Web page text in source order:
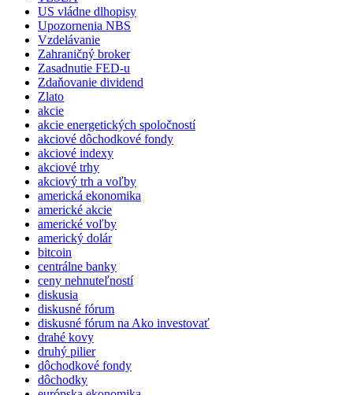
US vládne dlhopisy
Upozornenia NBS
Vzdelávanie
Zahraničný broker
Zasadnutie FED-u
Zdaňovanie dividend
Zlato
akcie
akcie energetických spoločností
akciové dôchodkové fondy
akciové indexy
akciové trhy
akciový trh a voľby
americká ekonomika
americké akcie
americké voľby
americký dolár
bitcoin
centrálne banky
ceny nehnuteľností
diskusia
diskusné fórum
diskusné fórum na Ako investovať
drahé kovy
druhý pilier
dôchodkové fondy
dôchodky